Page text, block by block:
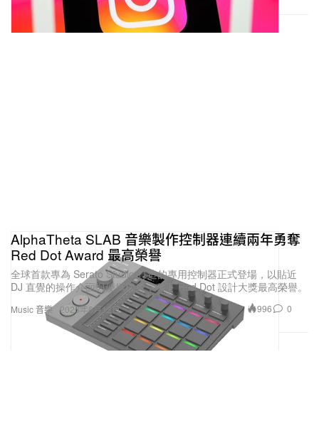
Music 音樂
AlphaTheta SLAB 音樂製作控制器連續兩年勇奪
Red Dot Award 最高榮譽
全球首款專為 Serato Studio 打造的專用控制器正式登場，以貼近
DJ 直覺的操作介面與便攜機身，奪下 Red Dot 設計大獎最高榮譽。
2026年6月12日 996 0